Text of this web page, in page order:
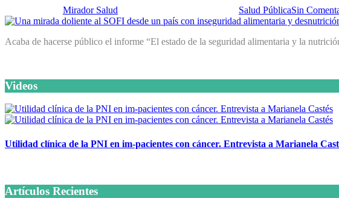
Mirador Salud Salud PúblicaSin
Acaba de hacerse público el informe “El estado de la seguridad alimentaria y la
Videos
Utilidad clínica de la PNI en im-pacientes con cáncer. Entrevista a Marianela
Artículos Recientes